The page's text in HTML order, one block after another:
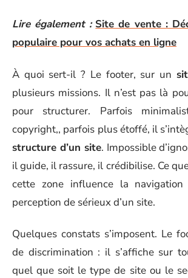
Lire également : Site de vente :
populaire pour vos achats en ligne
À quoi sert-il ? Le footer, sur un
plusieurs missions. Il n’est pas là
pour structurer. Parfois
copyright,, parfois plus étoffé, il
structure d’un site. Impossible
il guide, il rassure, il crédibilise. Ce
cette zone influence la
perception de sérieux d’un site.
Quelques constats s’imposent. Le
de discrimination : il s’affiche sur
quel que soit le type de site ou le